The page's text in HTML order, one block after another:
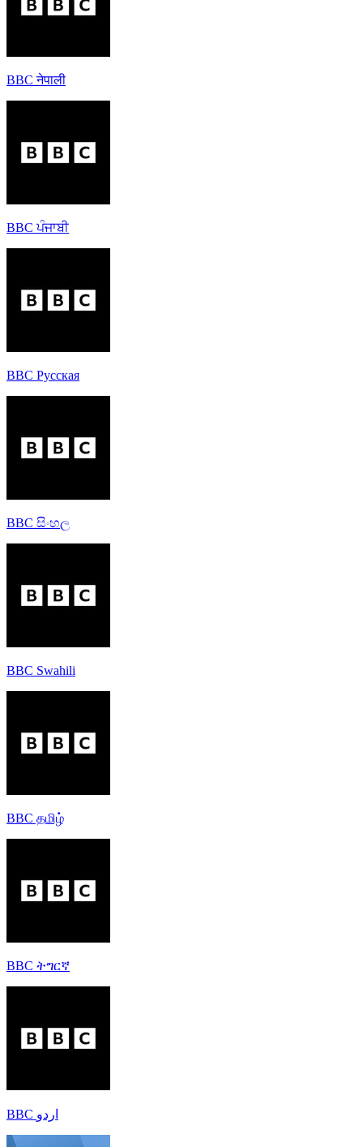
BBC नेपाली
BBC ਪੰਜਾਬੀ
BBC Русская
BBC සිංහල
BBC Swahili
BBC தமிழ்
BBC ትግርኛ
BBC اردو